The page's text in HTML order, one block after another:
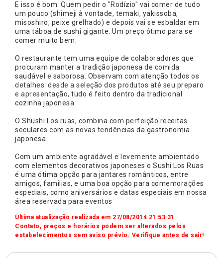
E isso é bom. Quem pedir o "Rodízio" vai comer de tudo
um pouco (shimeji à vontade, temaki, yakissoba,
misoshiro, peixe grelhado) e depois vai se esbaldar em
uma táboa de sushi gigante. Um preço ótimo para se
comer muito bem.
O restaurante tem uma equipe de colaboradores que
procuram manter a tradição japonesa de comida
saudável e saborosa. Observam com atenção todos os
detalhes: desde a seleção dos produtos até seu preparo
e apresentação, tudo é feito dentro da tradicional
cozinha japonesa.
O Shushi Los ruas, combina com perfeição receitas
seculares com as novas tendências da gastronomia
japonesa.
Com um ambiente agradável e levemente ambientado
com elementos decorativos japoneses o Sushi Los Ruas
é uma ótima opção para jantares românticos, entre
amigos, familias, e uma boa opção para comemorações
especiais, como aniversários e datas especiais em nossa
área reservada para eventos
Última atualização realizada em 27/08/2014 21:53:31
Contato, preços e horários podem ser alterados pelos
estabelecimentos sem aviso prévio. Verifique antes de sair!